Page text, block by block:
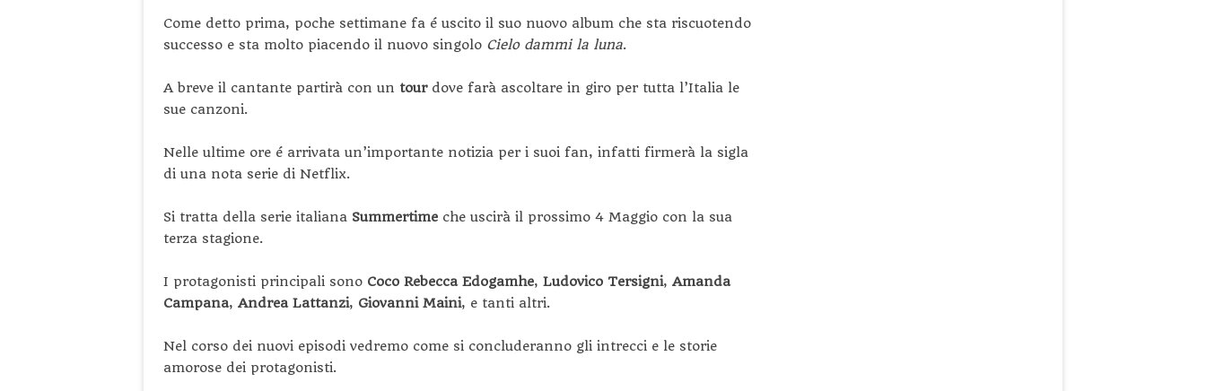
Come detto prima, poche settimane fa é uscito il suo nuovo album che sta riscuotendo
successo e sta molto piacendo il nuovo singolo Cielo dammi la luna.
A breve il cantante partirà con un tourdove farà ascoltare in giro per tutta l’Italia le
sue canzoni.
Nelle ultime ore é arrivata un’importante notizia per i suoi fan, infatti firmerà la sigla
di una nota serie di Netflix.
Si tratta della serie italiana Summertime che uscirà il prossimo 4 Maggio con la sua
terza stagione.
I protagonisti principali sono Coco Rebecca Edogamhe, Ludovico Tersigni, Amanda
Campana, Andrea Lattanzi, Giovanni Maini, e tanti altri.
Nel corso dei nuovi episodi vedremo come si concluderanno gli intrecci e le storie
amorose dei protagonisti.